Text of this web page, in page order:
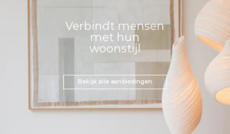
Verbindt mensen
met hun
woonstijl
Bekijk alle aanbiedingen